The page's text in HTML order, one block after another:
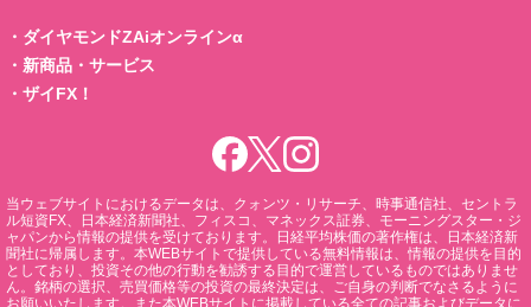
・ ダイヤモンドZAiオンラインα
・ 新商品・サービス
・ ザイFX！
当ウェブサイトにおけるデータは、クォンツ・リサーチ、時事通信社、セントラ
ル短資FX、日本経済新聞社、フィスコ、マネックス証券、モーニングスター・ジ
ャパンから情報の提供を受けております。日経平均株価の著作権は、日本経済新
聞社に帰属します。本WEBサイトで提供している無料情報は、情報の提供を目的
としており、投資その他の行動を勧誘する目的で運営しているものではありませ
ん。銘柄の選択、売買価格等の投資の最終決定は、ご自身の判断でなさるように
お願いいたします。また本WEBサイトに掲載している全ての記事およびデータに